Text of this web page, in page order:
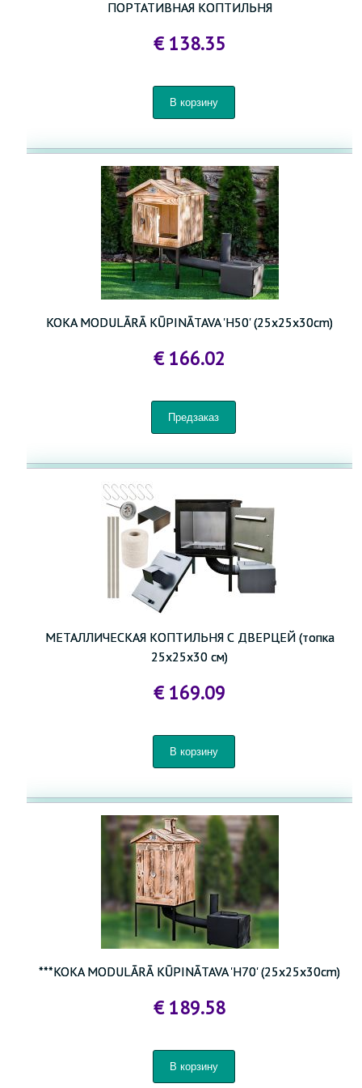
ДЕРЕВООБРАБАТЫВАЮЩИЕ СТАНКИ
СПРИНКЛЕРЫ И СИСТЕМЫ ПОЛИВА
ТОВАРЫ ДЛЯ ДОМАШНЕГО ХОЗЯЙСТВА И САДА
ПАНЕЛЬНЫЕ ЗАБОРЫ 3D- 2D
ТОВАРЫ ДЛЯ ДЕТЕЙ
ПОРТАТИВНАЯ КОПТИЛЬНЯ
€ 138.35
KOKA MODULĀRĀ KŪPINĀTAVA 'H50' (25x25x30cm)
€ 166.02
МЕТАЛЛИЧЕСКАЯ КОПТИЛЬНЯ С ДВЕРЦЕЙ (топка
25х25х30 см)
€ 169.09
***KOKA MODULĀRĀ KŪPINĀTAVA 'H70' (25x25x30cm)
€ 189.58